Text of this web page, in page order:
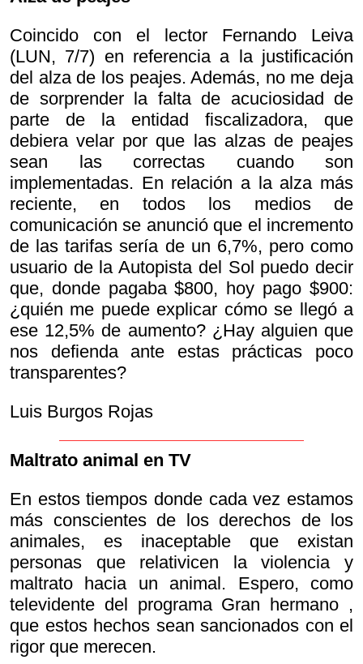
Coincido con el lector Fernando Leiva
(LUN, 7/7) en referencia a la justificación
del alza de los peajes. Además, no me deja
de sorprender la falta de acuciosidad de
parte de la entidad fiscalizadora, que
debiera velar por que las alzas de peajes
sean las correctas cuando son
implementadas. En relación a la alza más
reciente, en todos los medios de
comunicación se anunció que el incremento
de las tarifas sería de un 6,7%, pero como
usuario de la Autopista del Sol puedo decir
que, donde pagaba $800, hoy pago $900:
¿quién me puede explicar cómo se llegó a
ese 12,5% de aumento? ¿Hay alguien que
nos defienda ante estas prácticas poco
transparentes?
Luis Burgos Rojas
Maltrato animal en TV
En estos tiempos donde cada vez estamos
más conscientes de los derechos de los
animales, es inaceptable que existan
personas que relativicen la violencia y
maltrato hacia un animal. Espero, como
televidente del programa Gran hermano ,
que estos hechos sean sancionados con el
rigor que merecen.